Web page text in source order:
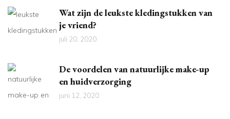
Wat zijn de leukste kledingstukken van
je vriend?
juli 20, 2020
De voordelen van natuurlijke make-up
en huidverzorging
juni 12, 2020